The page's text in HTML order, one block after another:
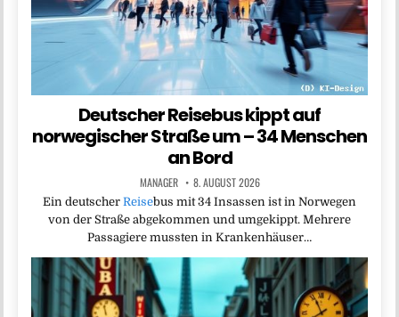
Deutscher Reisebus kippt auf
norwegischer Straße um – 34 Menschen
an Bord
MANAGER 8. AUGUST 2026
Ein deutscher Reisebus mit 34 Insassen ist in Norwegen
von der Straße abgekommen und umgekippt. Mehrere
Passagiere mussten in Krankenhäuser…